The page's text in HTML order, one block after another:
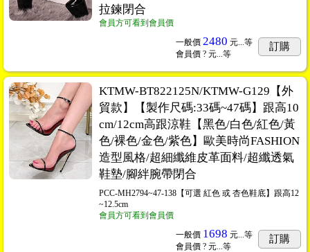
拉鍊閉合
會員方可看到會員價
一般價 2480 元...等
會員價 ? 元...等
訂購
KTMW-BT822125N/KTMW-G129【外
貿款】【製作尺碼:33碼~47碼】跟高10
cm/12cm高跟涼鞋【黑色/白色/紅色/黃
色/裸色/金色/紫色】歐美時尚FASHION
造型風格/超細纖維皮革面料/超纖透氣
鞋墊/腳絆腕帶閉合
PCC-MH2794~47-138【可選 紅色 或 杏色鞋底】跟高12
~12.5cm
會員方可看到會員價
一般價 1698 元...等
會員價 ? 元...等
訂購